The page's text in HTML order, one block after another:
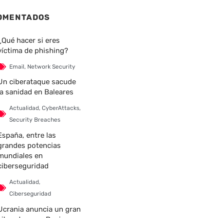
hacer si eres
de phishing?
Email, Network Security
ciberataque sacude
sanidad en Baleares
Actualidad, CyberAttacks,
Security Breaches
entre las
potencias
en
Actualidad,
Ciberseguridad
anuncia un gran